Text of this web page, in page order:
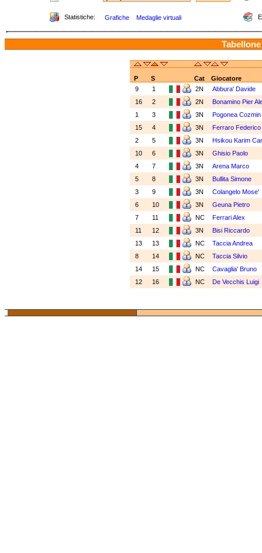
Statistiche: Grafiche Medaglie virtuali
P S Cat
Giocatore
9
1 2N
Abbura' Davide
16
2 2N
Bonamino Pier
1
3 3N
Pogonea Cozmin
15
4 3N
Ferraro Federico
2
5 3N
Hsikou Karim
10
6 3N
Ghisio Paolo
4
7 3N
Arena Marco
5
8 3N
Bullita Simone
3
9 3N
Colangelo Mose'
6
10 3N
Geuna Pietro
7
11 NC
Ferrari Alex
11
12 3N
Bisi Riccardo
13
13 NC
Taccia Andrea
8
14 NC
Taccia Silvio
14
15 NC
Cavaglia' Bruno
12
16 NC De Vecchis Luigi